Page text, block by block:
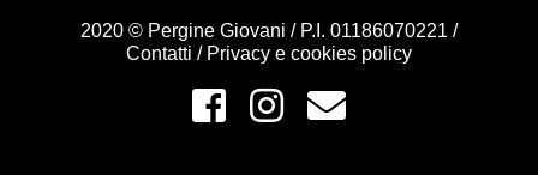
2020 © Pergine Giovani / P.I. 01186070221 /
Contatti / Privacy e cookies policy